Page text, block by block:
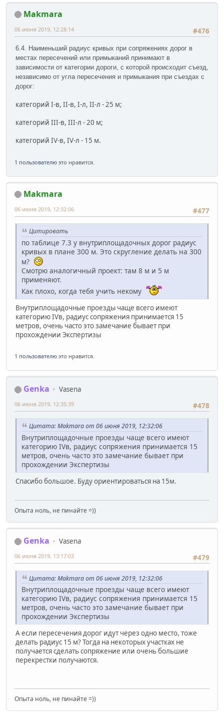
Makmara
#476
06 июня 2019, 12:28:14
6.4. Наименьший радиус кривых при сопряжениях дорог в
местах пересечений или примыканий принимают в
зависимости от категории дороги, с которой происходит съезд,
независимо от угла пересечения и примыкания при съездах с
дорог:
категорий I-в, II-в, I-л, II-л - 25 м;
категорий III-в, III-л - 20 м;
категорий IV-в, IV-л - 15 м.
1 пользователю это нравится.
Makmara
#477
06 июня 2019, 12:32:06
Цитировать
по таблице 7.3 у внутриплощадочных дорог радиус
кривых в плане 300 м. Это скругление делать на 300
м?
Смотрю аналогичный проект: там 8 м и 5 м
применяют.
Как плохо, когда тебя учить некому
Внутриплощадочные проезды чаще всего имеют
категорию IVв, радиус сопряжения принимается 15
метров, очень часто это замечание бывает при
прохождении Экспертизы
1 пользователю это нравится.
Genka
Vasena
#478
06 июня 2019, 12:35:39
Цитата: Makmara от 06 июня 2019, 12:32:06
Внутриплощадочные проезды чаще всего имеют
категорию IVв, радиус сопряжения принимается 15
метров, очень часто это замечание бывает при
прохождении Экспертизы
Спасибо большое. Буду ориентироваться на 15м.
Опыта ноль, не пинайте =))
Genka
Vasena
#479
06 июня 2019, 13:17:03
Цитата: Makmara от 06 июня 2019, 12:32:06
Внутриплощадочные проезды чаще всего имеют
категорию IVв, радиус сопряжения принимается 15
метров, очень часто это замечание бывает при
прохождении Экспертизы
А если пересечения дорог идут через одно место, тоже
делать радиус 15 м? Тогда на некоторых участках не
получается сделать сопряжение или очень большие
перекрестки получаются.
Опыта ноль, не пинайте =))